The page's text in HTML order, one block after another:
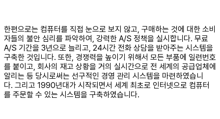
한편으로는 컴퓨터를 직접 눈으로 보지 않고, 구매하는 것에 대한 소비
자들의 불안 심리를 파악하여, 강력한 A/S 정책을 실시합니다. 무료
A/S 기간을 3년으로 늘리고, 24시간 전화 상담을 받아주는 시스템을
구축한 것입니다. 또한, 경쟁력을 높이기 위해서 모든 부품에 일련번호
를 붙이고, 회사의 재고 상황을 거의 실시간으로 전 세계의 공급업체에
알리는 등 당시로써는 선구적인 경영 관리 시스템을 마련하였습니
다. 그리고 1990년대가 시작되면서 세계 최초로 인터넷으로 컴퓨터
를 주문할 수 있는 시스템을 구축하였습니다.